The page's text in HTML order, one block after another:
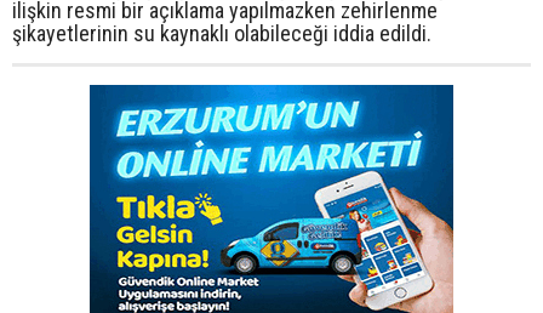
ilişkin resmi bir açıklama yapılmazken zehirlenme
şikayetlerinin su kaynaklı olabileceği iddia edildi.